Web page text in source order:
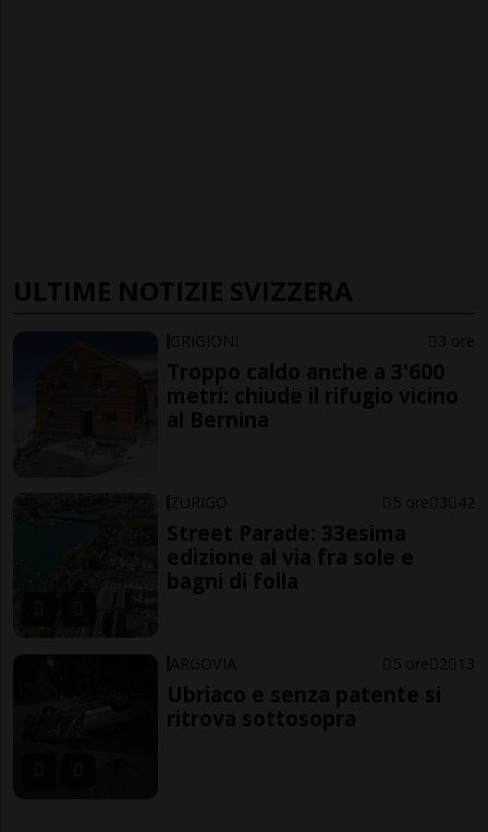
ULTIME NOTIZIE SVIZZERA
GRIGIONI 3 ore
Troppo caldo anche a 3'600
metri: chiude il rifugio vicino
al Bernina
ZURIGO 5 ore 3 42
Street Parade: 33esima
edizione al via fra sole e
bagni di folla
ARGOVIA 5 ore 2 13
Ubriaco e senza patente si
ritrova sottosopra